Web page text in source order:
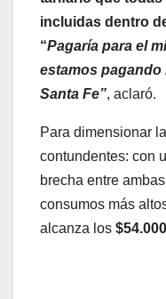
incluidas dentro
“Pagaría para el
estamos
Santa Fe”, aclaró.
Para dimensionar
contundentes: con
brecha entre
consumos más
alcanza los $54.000